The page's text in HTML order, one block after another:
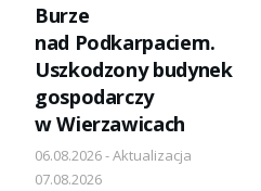
Burze
nad Podkarpaciem.
Uszkodzony budynek
gospodarczy
w Wierzawicach
06.08.2026 - Aktualizacja
07.08.2026